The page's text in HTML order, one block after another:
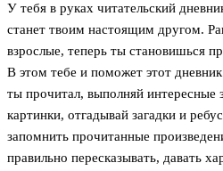
У тебя в руках читательский
станет твоим настоящим другом.
взрослые, теперь ты становишься
В этом тебе и поможет этот
ты прочитал, выполняй интересные
картинки, отгадывай загадки и
запомнить прочитанные
правильно пересказывать, давать